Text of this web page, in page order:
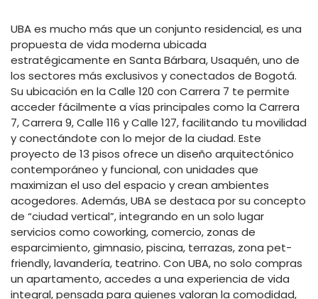
UBA es mucho más que un conjunto residencial, es una
propuesta de vida moderna ubicada
estratégicamente en Santa Bárbara, Usaquén, uno de
los sectores más exclusivos y conectados de Bogotá.
Su ubicación en la Calle 120 con Carrera 7 te permite
acceder fácilmente a vías principales como la Carrera
7, Carrera 9, Calle 116 y Calle 127, facilitando tu movilidad
y conectándote con lo mejor de la ciudad. Este
proyecto de 13 pisos ofrece un diseño arquitectónico
contemporáneo y funcional, con unidades que
maximizan el uso del espacio y crean ambientes
acogedores. Además, UBA se destaca por su concepto
de “ciudad vertical”, integrando en un solo lugar
servicios como coworking, comercio, zonas de
esparcimiento, gimnasio, piscina, terrazas, zona pet-
friendly, lavandería, teatrino. Con UBA, no solo compras
un apartamento, accedes a una experiencia de vida
integral, pensada para quienes valoran la comodidad,